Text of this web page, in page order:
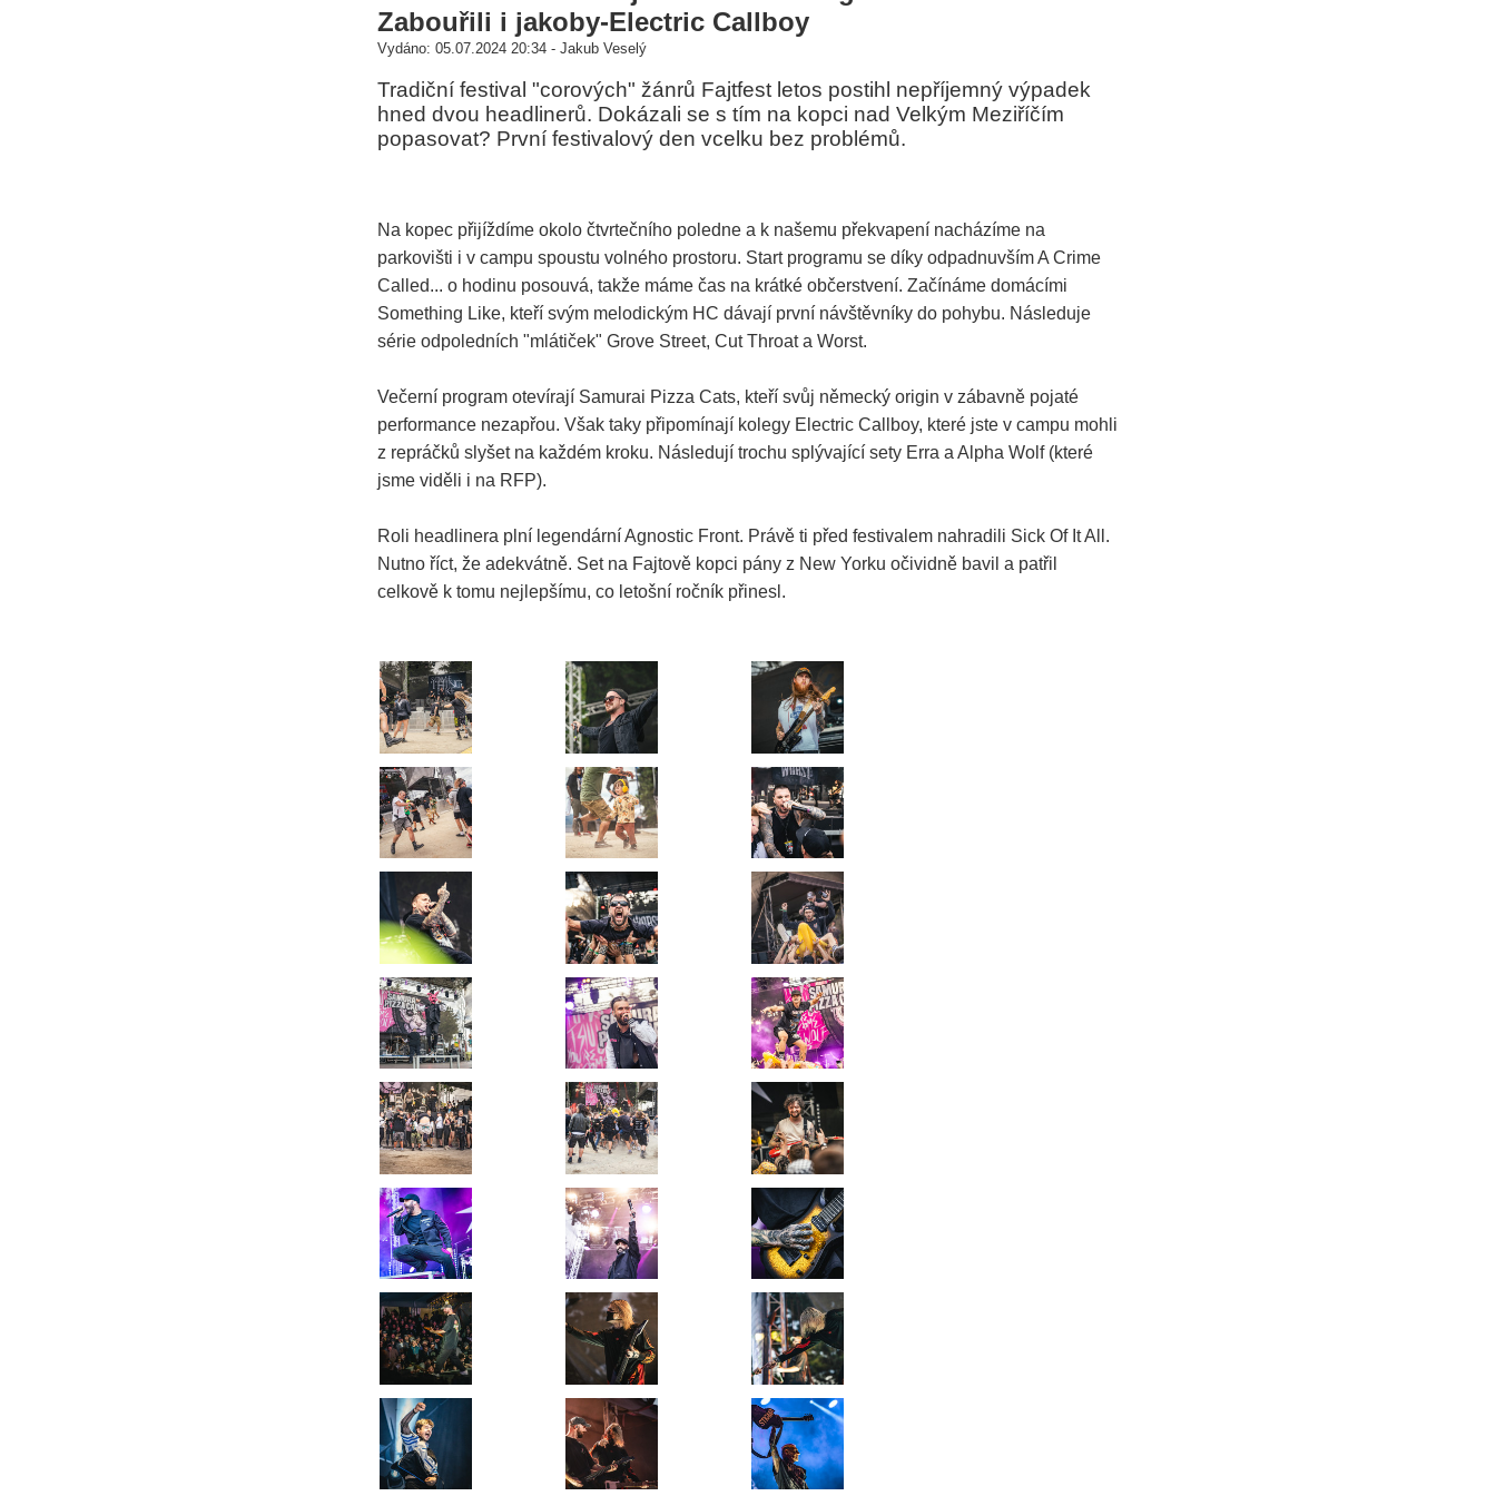
Zabouřili i jakoby-Electric Callboy
Vydáno: 05.07.2024 20:34 - Jakub Veselý
Tradiční festival "corových" žánrů Fajtfest letos postihl nepříjemný výpadek
hned dvou headlinerů. Dokázali se s tím na kopci nad Velkým Meziříčím
popasovat? První festivalový den vcelku bez problémů.
Na kopec přijíždíme okolo čtvrtečního poledne a k našemu překvapení nacházíme na
parkovišti i v campu spoustu volného prostoru. Start programu se díky odpadnuvším A Crime
Called... o hodinu posouvá, takže máme čas na krátké občerstvení. Začínáme domácími
Something Like, kteří svým melodickým HC dávají první návštěvníky do pohybu. Následuje
série odpoledních "mlátiček" Grove Street, Cut Throat a Worst.
Večerní program otevírají Samurai Pizza Cats, kteří svůj německý origin v zábavně pojaté
performance nezapřou. Však taky připomínají kolegy Electric Callboy, které jste v campu mohli
z repráčků slyšet na každém kroku. Následují trochu splývající sety Erra a Alpha Wolf (které
jsme viděli i na RFP).
Roli headlinera plní legendární Agnostic Front. Právě ti před festivalem nahradili Sick Of It All.
Nutno říct, že adekvátně. Set na Fajtově kopci pány z New Yorku očividně bavil a patřil
celkově k tomu nejlepšímu, co letošní ročník přinesl.